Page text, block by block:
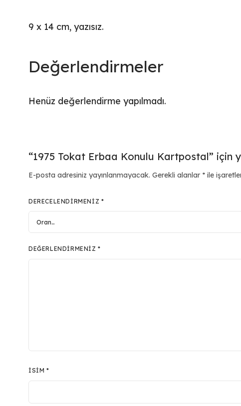
9 x 14 cm, yazısız.
Değerlendirmeler
Henüz değerlendirme yapılmadı.
“1975 Tokat Erbaa Konulu Kartpostal” için
E-posta adresiniz yayınlanmayacak. Gerekli alanlar * ile
DERECELENDIRMENIZ *
DEĞERLENDIRMENIZ*
İSIM*